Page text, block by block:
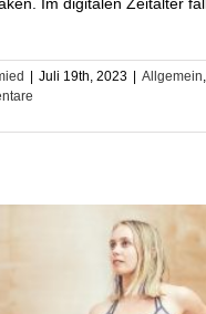
Im digitalen Zeitalter
Juli 19th, 2023 Allgemein,